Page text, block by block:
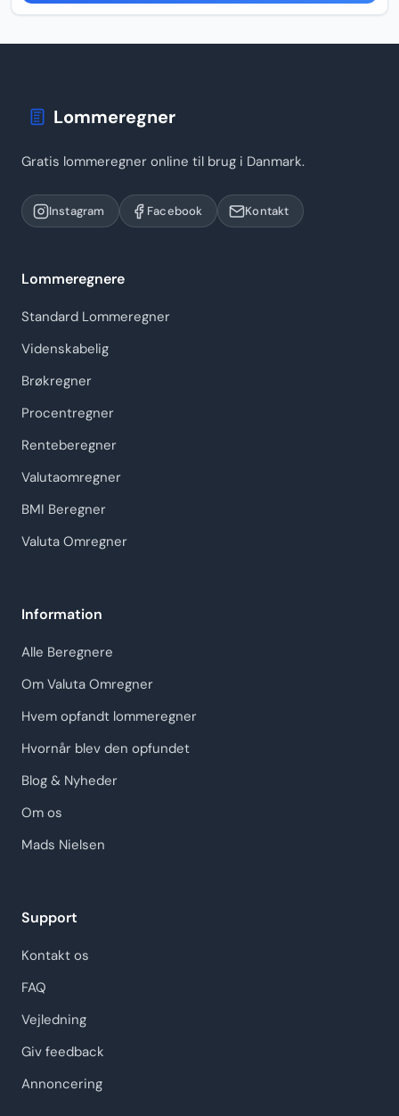
Lommeregner
Gratis lommeregner online til brug i Danmark.
Instagram Facebook Kontakt
Lommeregnere
Standard Lommeregner
Videnskabelig
Brøkregner
Procentregner
Renteberegner
Valutaomregner
BMI Beregner
Valuta Omregner
Information
Alle Beregnere
Om Valuta Omregner
Hvem opfandt lommeregner
Hvornår blev den opfundet
Blog & Nyheder
Om os
Mads Nielsen
Support
Kontakt os
FAQ
Vejledning
Giv feedback
Annoncering